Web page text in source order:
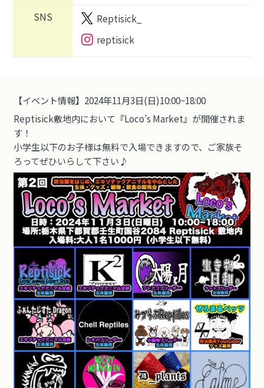
SNS
Reptisick_
reptisick
【イベント情報】2024年11月3日(日)10:00~18:00
Reptisick敷地内において『Loco’s Market』が開催されま
す！
小学生以下のお子様は無料で入場できますので、ご家族そ
ろってぜひいらして下さい♪